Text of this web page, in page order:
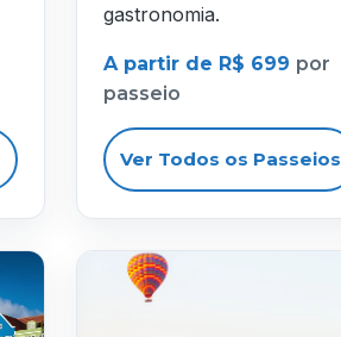
gastronomia.
A partir de R$ 699 por
passeio
Ver Todos os Passeios